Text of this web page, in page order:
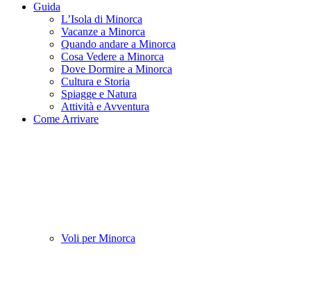
Guida
L’Isola di Minorca
Vacanze a Minorca
Quando andare a Minorca
Cosa Vedere a Minorca
Dove Dormire a Minorca
Cultura e Storia
Spiagge e Natura
Attività e Avventura
Come Arrivare
Voli per Minorca